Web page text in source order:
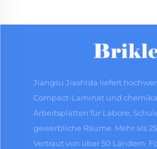
Jiangsu Jiashida liefert
Compact-Laminat und
Arbeitsplatten für Labore,
gewerbliche Räume. Mehr als
Vertraut von über 50 Ländern.